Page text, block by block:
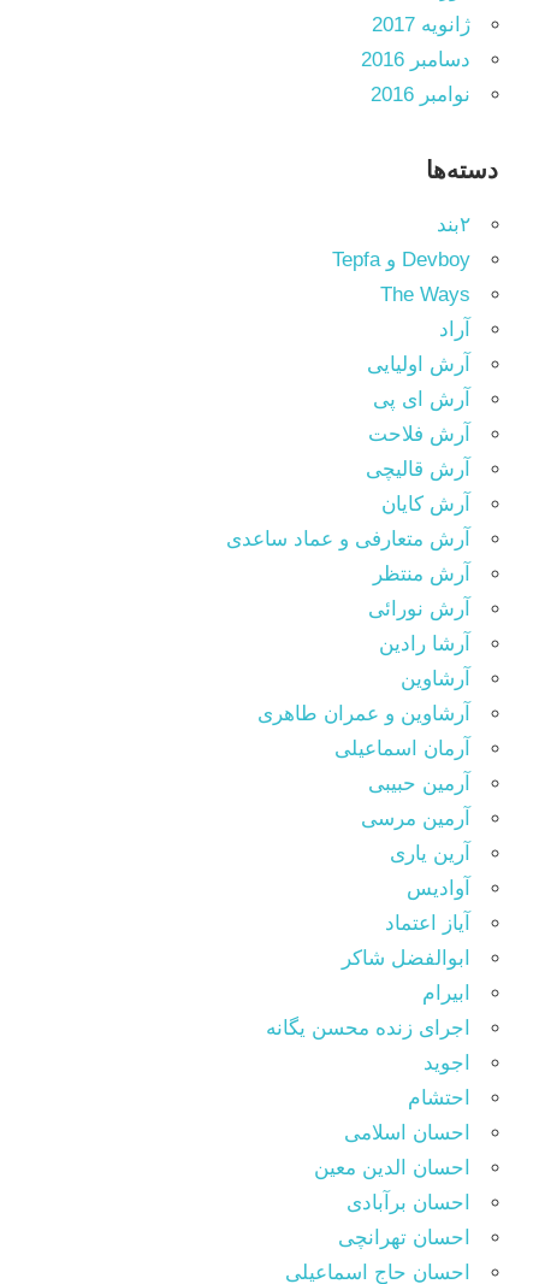
ژانویه 2017
دسامبر 2016
نوامبر 2016
دسته‌ها
۲بند
Devboy و Tepfa
The Ways
آراد
آرش اولیایی
آرش ای پی
آرش فلاحت
آرش قالیچی
آرش کایان
آرش متعارفی و عماد ساعدی
آرش منتظر
آرش نورائی
آرشا رادین
آرشاوین
آرشاوین و عمران طاهری
آرمان اسماعیلی
آرمین حبیبی
آرمین مرسی
آرین یاری
آوادیس
آیاز اعتماد
ابوالفضل شاکر
ابیرام
اجرای زنده محسن یگانه
اجوید
احتشام
احسان اسلامی
احسان الدین معین
احسان برآبادی
احسان تهرانچی
احسان حاج اسماعیلی